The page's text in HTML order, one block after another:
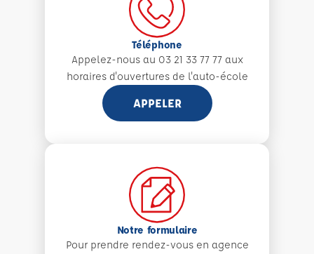
Téléphone
Appelez-nous au 03 21 33 77 77 aux
horaires d'ouvertures de l'auto-école
APPELER
Notre formulaire
Pour prendre rendez-vous en agence